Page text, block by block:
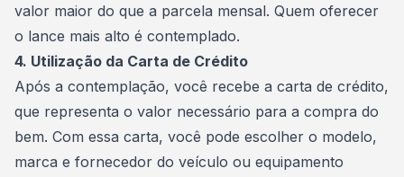
valor maior do que a parcela mensal. Quem oferecer
o lance mais alto é contemplado.
4. Utilização da Carta de Crédito
Após a contemplação, você recebe a carta de crédito,
que representa o valor necessário para a compra do
bem. Com essa carta, você pode escolher o modelo,
marca e fornecedor do veículo ou equipamento